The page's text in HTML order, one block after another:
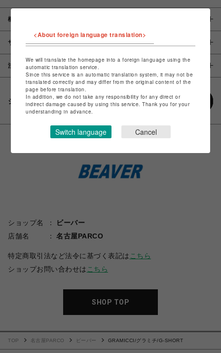
概要
サイズ
注意事項
シェアする
ショップ名
ビーバー
店舗名
名古屋PARCO
特定商取引法など法令に基づく表記は こちら
ショップお問い合わせは こちら
SHOP TOP
TOP 名古屋PARCO ビーバー GRAMICCI/グラミチ/G-SHORT
<About foreign language translation>
We will translate the homepage into a foreign language using the
automatic translation service.
Since this service is an automatic translation system, it may not be
translated correctly and may differ from the original content of the
page before translation.
In addition, we do not take any responsibility for any direct or
indirect damage caused by using this service. Thank you for your
understanding in advance.
Switch language Cancel